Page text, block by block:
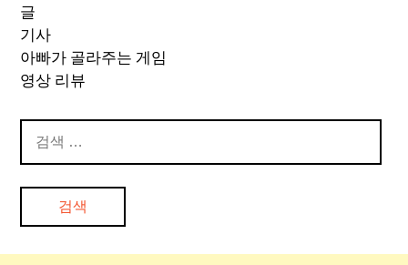
글
기사
아빠가 골라주는 게임
영상 리뷰
색: